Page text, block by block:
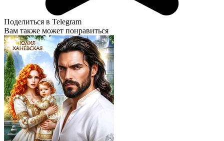
Поделиться в Telegram
Вам также может понравиться